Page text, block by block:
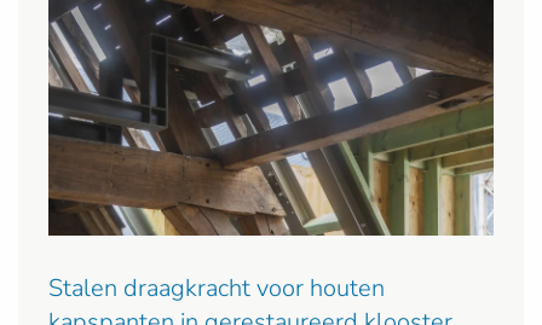
Stalen draagkracht voor houten